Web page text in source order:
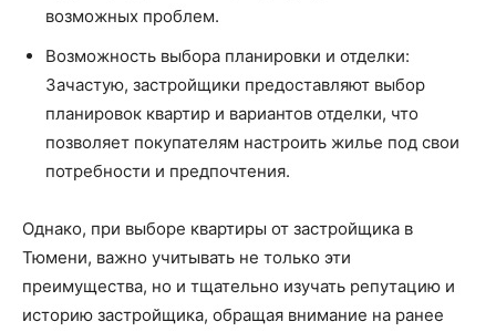
возможных проблем.
Возможность выбора планировки и отделки:
Зачастую, застройщики предоставляют выбор
планировок квартир и вариантов отделки, что
позволяет покупателям настроить жилье под свои
потребности и предпочтения.
Однако, при выборе квартиры от застройщика в
Тюмени, важно учитывать не только эти
преимущества, но и тщательно изучать репутацию и
историю застройщика, обращая внимание на ранее